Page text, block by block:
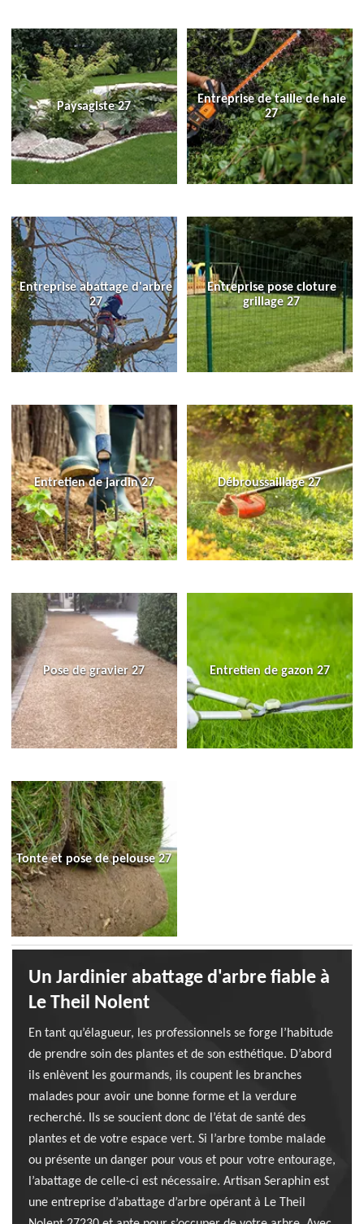
Paysagiste 27
Entreprise de taille de haie
27
Entreprise abattage d'arbre
27
Entreprise pose cloture
grillage 27
Entretien de jardin 27 Débroussaillage 27
Pose de gravier 27 Entretien de gazon 27
Tonte et pose de pelouse 27
Un Jardinier abattage d'arbre fiable à
Le Theil Nolent
En tant qu’élagueur, les professionnels se forge l’habitude
de prendre soin des plantes et de son esthétique. D’abord
ils enlèvent les gourmands, ils coupent les branches
malades pour avoir une bonne forme et la verdure
recherché. Ils se soucient donc de l’état de santé des
plantes et de votre espace vert. Si l’arbre tombe malade
ou présente un danger pour vous et pour votre entourage,
l’abattage de celle-ci est nécessaire. Artisan Seraphin est
une entreprise d’abattage d’arbre opérant à Le Theil